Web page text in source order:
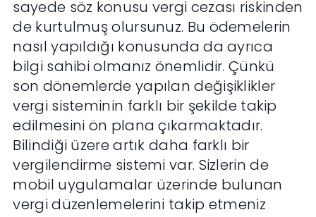
sayede söz konusu vergi cezası riskinden
de kurtulmuş olursunuz. Bu ödemelerin
nasıl yapıldığı konusunda da ayrıca
bilgi sahibi olmanız önemlidir. Çünkü
son dönemlerde yapılan değişiklikler
vergi sisteminin farklı bir şekilde takip
edilmesini ön plana çıkarmaktadır.
Bilindiği üzere artık daha farklı bir
vergilendirme sistemi var. Sizlerin de
mobil uygulamalar üzerinde bulunan
vergi düzenlemelerini takip etmeniz